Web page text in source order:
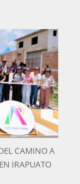
CAMINO A
IRAPUATO